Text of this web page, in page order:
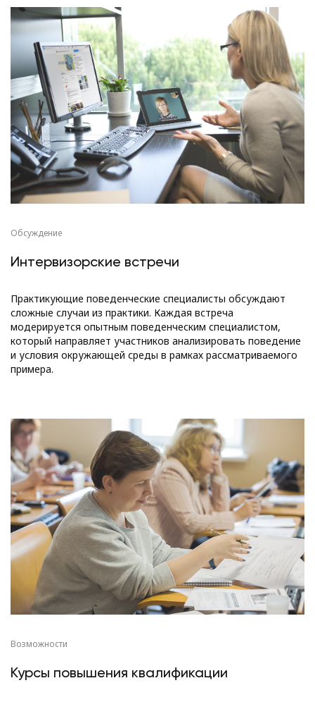
Обсуждение
Интервизорские встречи
Практикующие поведенческие специалисты обсуждают
сложные случаи из практики. Каждая встреча
модерируется опытным поведенческим специалистом,
который направляет участников анализировать поведение
и условия окружающей среды в рамках рассматриваемого
примера.
Возможности
Курсы повышения квалификации